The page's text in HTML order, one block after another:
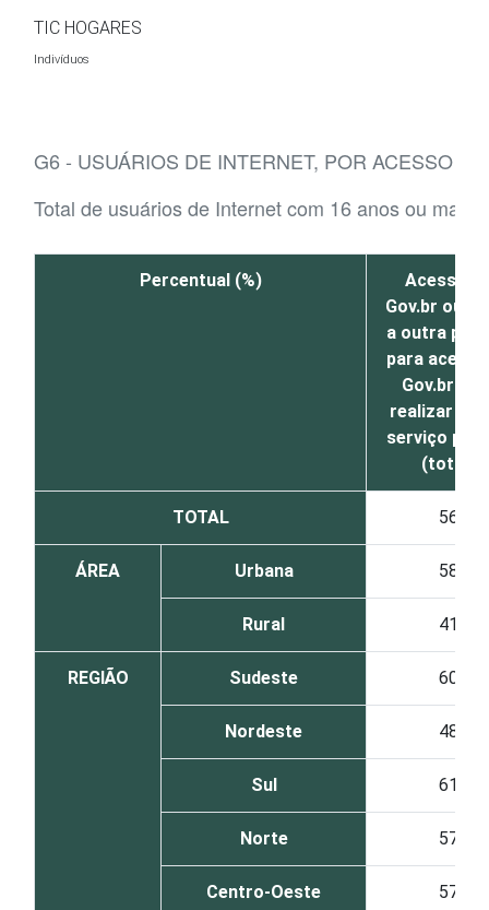
TIC HOGARES
Indivíduos
G6 - USUÁRIOS DE INTERNET, POR ACESSO
Total de usuários de Internet com 16 anos ou mais
Percentual (%)
Acessou
Gov.br ou
a outra
para
Gov.br
realizar
serviço
(total)
TOTAL 56
ÁREA Urbana 58
Rural 41
REGIÃO Sudeste 60
Nordeste 48
Sul 61
Norte 57
Centro-Oeste 57